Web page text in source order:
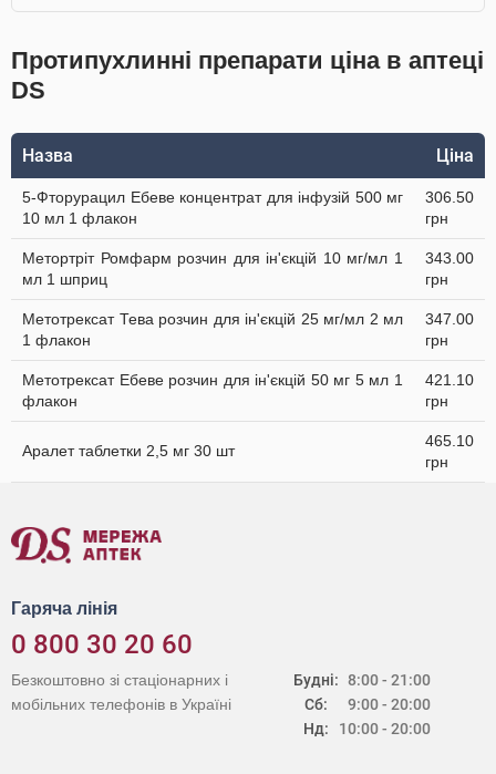
Протипухлинні препарати ціна в аптеці
DS
Назва Ціна
5-Фторурацил Ебеве концентрат для інфузій 500 мг
10 мл 1 флакон
306.50
грн
Метортріт Ромфарм розчин для ін'єкцій 10 мг/мл 1
мл 1 шприц
343.00
грн
Метотрексат Тева розчин для ін'єкцій 25 мг/мл 2 мл
1 флакон
347.00
грн
Метотрексат Ебеве розчин для ін'єкцій 50 мг 5 мл 1
флакон
421.10
грн
Аралет таблетки 2,5 мг 30 шт
465.10
грн
Гаряча лінія
0 800 30 20 60
Будні:
Сб:
Нд:
8:00 - 21:00
9:00 - 20:00
10:00 - 20:00
Безкоштовно зі стаціонарних і
мобільних телефонів в Україні